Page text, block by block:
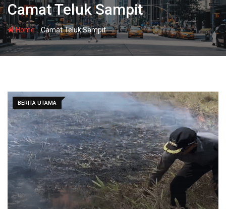
Camat Teluk Sampit
Home-Camat Teluk Sampit
BERITA UTAMA